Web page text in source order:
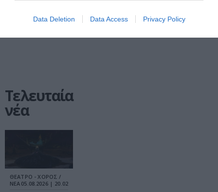
Data Deletion Data Access Privacy Policy
Επόμενη ❯
Τελευταία
νέα
ΘΕΑΤΡΟ - ΧΟΡΟΣ /
ΝΕΑ 05.08.2026 | 20.02